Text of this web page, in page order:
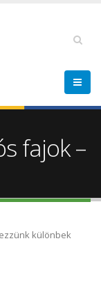
fajok –
különbek